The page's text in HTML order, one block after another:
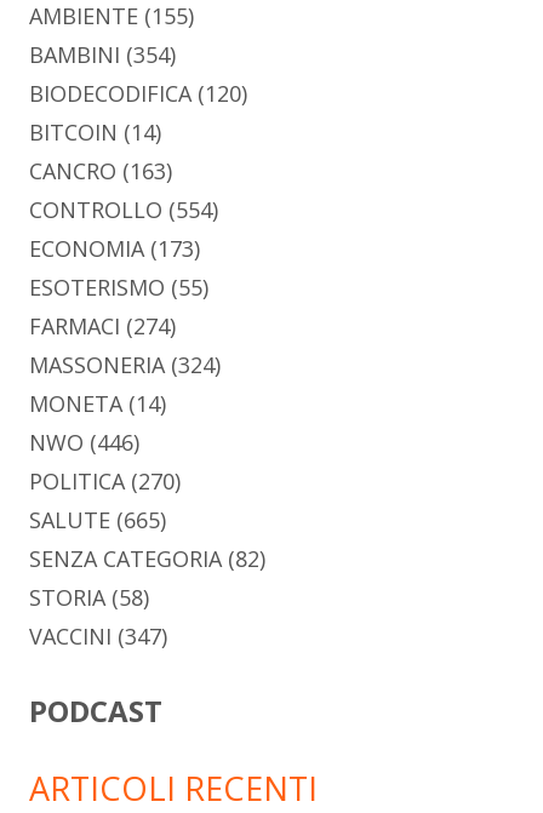
AMBIENTE (155)
BAMBINI (354)
BIODECODIFICA(120)
BITCOIN (14)
CANCRO (163)
CONTROLLO (554)
ECONOMIA(173)
ESOTERISMO (55)
FARMACI (274)
MASSONERIA(324)
MONETA(14)
NWO (446)
POLITICA(270)
SALUTE (665)
SENZA CATEGORIA(82)
STORIA(58)
VACCINI (347)
PODCAST
ARTICOLI RECENTI